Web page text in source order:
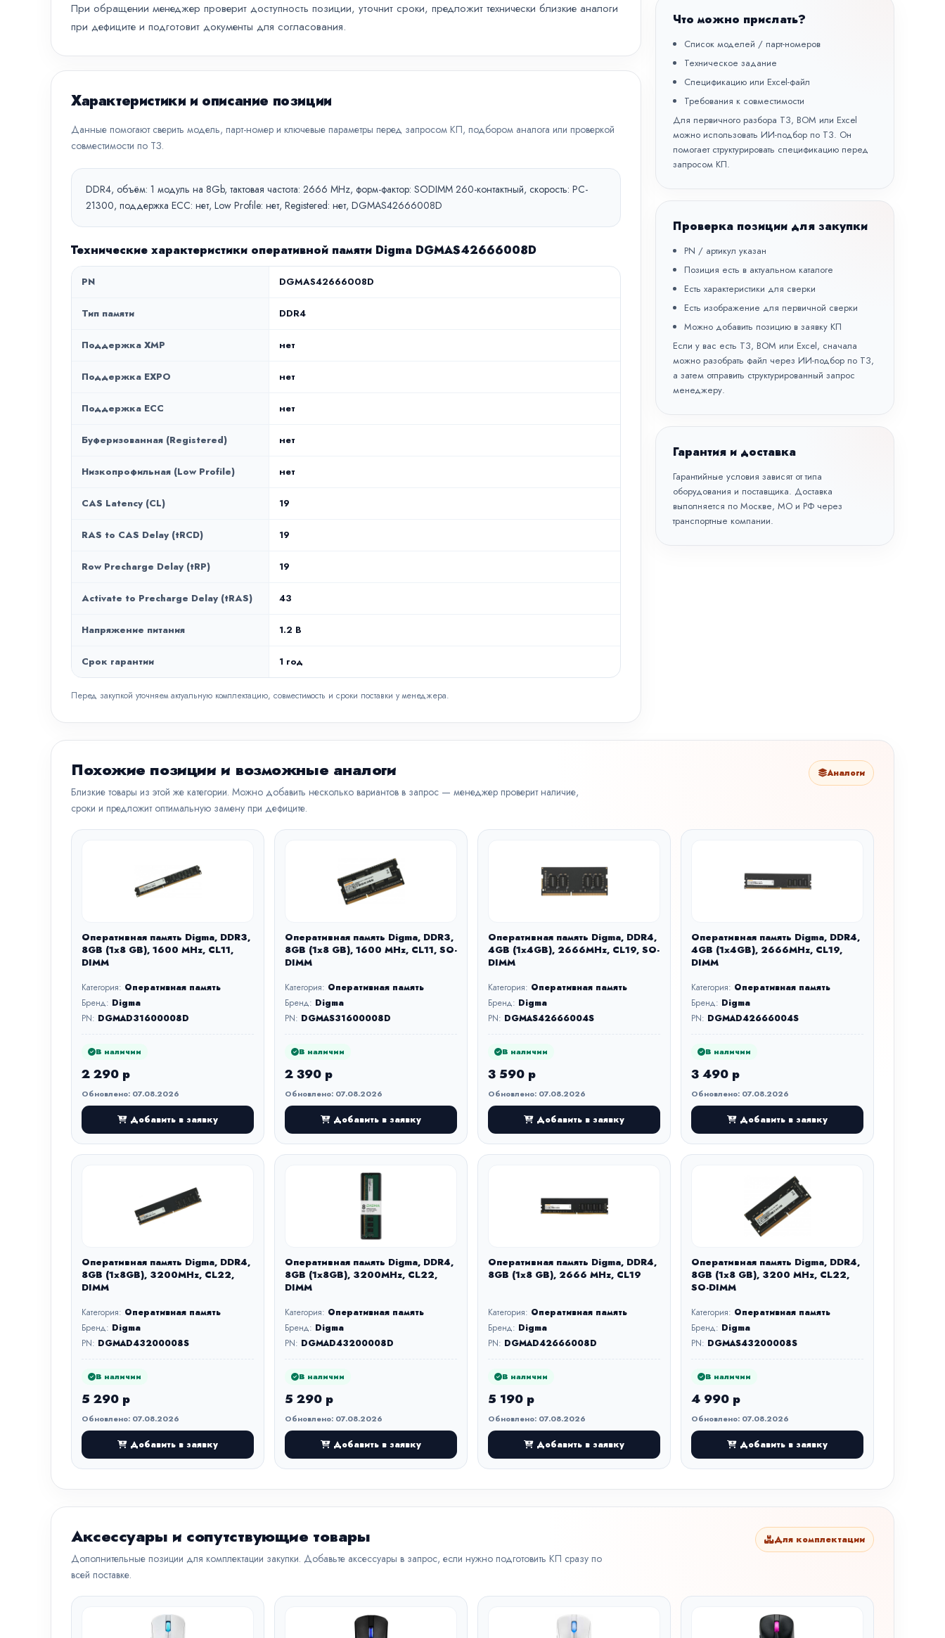
При обращении менеджер проверит доступность позиции, уточнит сроки, предложит технически близкие аналоги
при дефиците и подготовит документы для согласования.
Характеристики и описание позиции
Данные помогают сверить модель, парт-номер и ключевые параметры перед запросом КП, подбором аналога или проверкой
совместимости по ТЗ.
DDR4, объём: 1 модуль на 8Gb, тактовая частота: 2666 MHz, форм-фактор: SODIMM 260-контактный, скорость: PC-
21300, поддержка ECC: нет, Low Profile: нет, Registered: нет, DGMAS42666008D
Технические характеристики оперативной памяти Digma DGMAS42666008D
PN DGMAS42666008D
Тип памяти DDR4
Поддержка XMP нет
Поддержка EXPO нет
Поддержка ECC нет
Буферизованная (Registered) нет
Низкопрофильная (Low Profile) нет
CAS Latency (CL) 19
RAS to CAS Delay (tRCD) 19
Row Precharge Delay (tRP) 19
Activate to Precharge Delay (tRAS) 43
Напряжение питания 1.2 В
Срок гарантии 1 год
Перед закупкой уточняем актуальную комплектацию, совместимость и сроки поставки у менеджера.
Что можно прислать?
Список моделей / парт-номеров
Техническое задание
Спецификацию или Excel-файл
Требования к совместимости
Для первичного разбора ТЗ, BOM или Excel
можно использовать ИИ-подбор по ТЗ. Он
помогает структурировать спецификацию перед
запросом КП.
Проверка позиции для закупки
PN / артикул указан
Позиция есть в актуальном каталоге
Есть характеристики для сверки
Есть изображение для первичной сверки
Можно добавить позицию в заявку КП
Если у вас есть ТЗ, BOM или Excel, сначала
можно разобрать файл через ИИ-подбор по ТЗ,
а затем отправить структурированный запрос
менеджеру.
Гарантия и доставка
Гарантийные условия зависят от типа
оборудования и поставщика. Доставка
выполняется по Москве, МО и РФ через
транспортные компании.
Похожие позиции и возможные аналоги
Близкие товары из этой же категории. Можно добавить несколько вариантов в запрос — менеджер проверит наличие,
сроки и предложит оптимальную замену при дефиците.
Аналоги
Оперативная память Digma, DDR3,
8GB (1x8 GB), 1600 MHz, CL11,
DIMM
Категория: Оперативная память
Бренд: Digma
PN: DGMAD31600008D
В наличии
2 290 р
Обновлено: 07.08.2026
Добавить в заявку
Оперативная память Digma, DDR3,
8GB (1x8 GB), 1600 MHz, CL11, SO-
DIMM
Категория: Оперативная память
Бренд: Digma
PN: DGMAS31600008D
В наличии
2 390 р
Обновлено: 07.08.2026
Добавить в заявку
Оперативная память Digma, DDR4,
4GB (1x4GB), 2666MHz, CL19, SO-
DIMM
Категория: Оперативная память
Бренд: Digma
PN: DGMAS42666004S
В наличии
3 590 р
Обновлено: 07.08.2026
Добавить в заявку
Оперативная память Digma, DDR4,
4GB (1x4GB), 2666MHz, CL19,
DIMM
Категория: Оперативная память
Бренд: Digma
PN: DGMAD42666004S
В наличии
3 490 р
Обновлено: 07.08.2026
Добавить в заявку
Оперативная память Digma, DDR4,
8GB (1x8GB), 3200MHz, CL22,
DIMM
Категория: Оперативная память
Бренд: Digma
PN: DGMAD43200008S
В наличии
5 290 р
Обновлено: 07.08.2026
Добавить в заявку
Оперативная память Digma, DDR4,
8GB (1x8GB), 3200MHz, CL22,
DIMM
Категория: Оперативная память
Бренд: Digma
PN: DGMAD43200008D
В наличии
5 290 р
Обновлено: 07.08.2026
Добавить в заявку
Оперативная память Digma, DDR4,
8GB (1x8 GB), 2666 MHz, CL19
Категория: Оперативная память
Бренд: Digma
PN: DGMAD42666008D
В наличии
5 190 р
Обновлено: 07.08.2026
Добавить в заявку
Оперативная память Digma, DDR4,
8GB (1x8 GB), 3200 MHz, CL22,
SO-DIMM
Категория: Оперативная память
Бренд: Digma
PN: DGMAS43200008S
В наличии
4 990 р
Обновлено: 07.08.2026
Добавить в заявку
Аксессуары и сопутствующие товары
Дополнительные позиции для комплектации закупки. Добавьте аксессуары в запрос, если нужно подготовить КП сразу по
всей поставке.
Для комплектации